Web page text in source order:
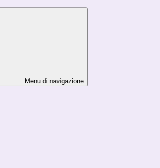
Menu di navigazione